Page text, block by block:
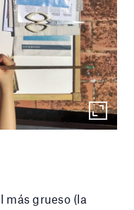
más grueso (la